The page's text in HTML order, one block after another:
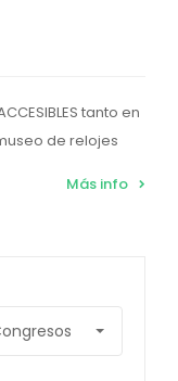
tanto en
de relojes
Más info